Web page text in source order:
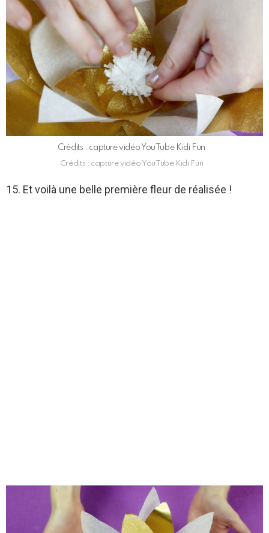
Crédits : capture vidéo YouTube Kidi Fun
Crédits : capture vidéo YouTube Kidi Fun
15. Et voilà une belle première fleur de réalisée !